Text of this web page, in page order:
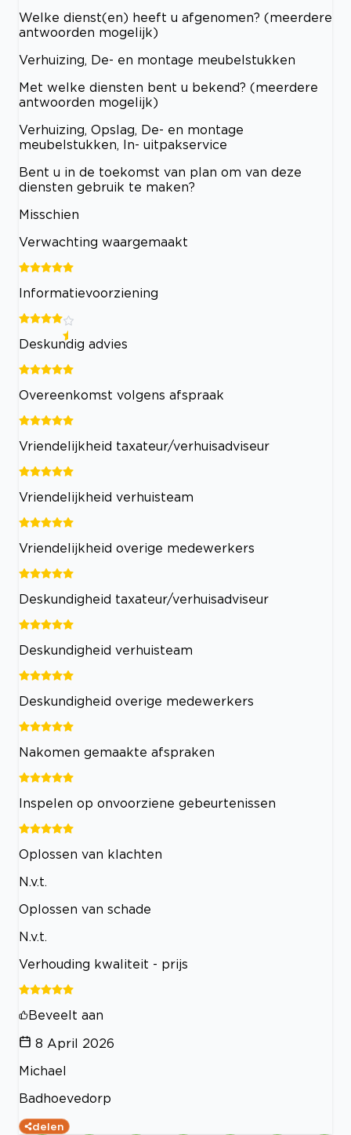
Welke dienst(en) heeft u afgenomen? (meerdere
antwoorden mogelijk)
Verhuizing, De- en montage meubelstukken
Met welke diensten bent u bekend? (meerdere
antwoorden mogelijk)
Verhuizing, Opslag, De- en montage
meubelstukken, In- uitpakservice
Bent u in de toekomst van plan om van deze
diensten gebruik te maken?
Misschien
Verwachting waargemaakt
Informatievoorziening
Deskundig advies
Overeenkomst volgens afspraak
Vriendelijkheid taxateur/verhuisadviseur
Vriendelijkheid verhuisteam
Vriendelijkheid overige medewerkers
Deskundigheid taxateur/verhuisadviseur
Deskundigheid verhuisteam
Deskundigheid overige medewerkers
Nakomen gemaakte afspraken
Inspelen op onvoorziene gebeurtenissen
Oplossen van klachten
N.v.t.
Oplossen van schade
N.v.t.
Verhouding kwaliteit - prijs
Beveelt aan
8 April 2026
Michael
Badhoevedorp
delen